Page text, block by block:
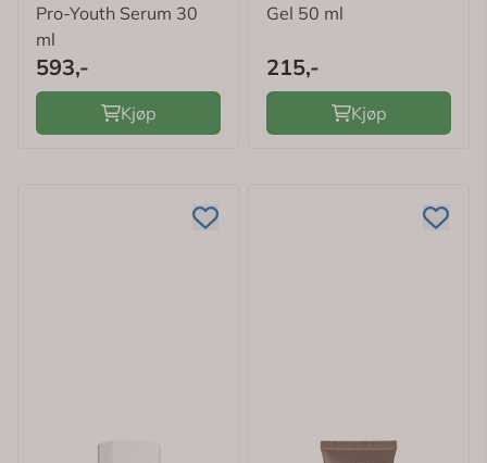
Pro-Youth Serum 30
ml
593,-
Kjøp
Gel 50 ml
215,-
Kjøp